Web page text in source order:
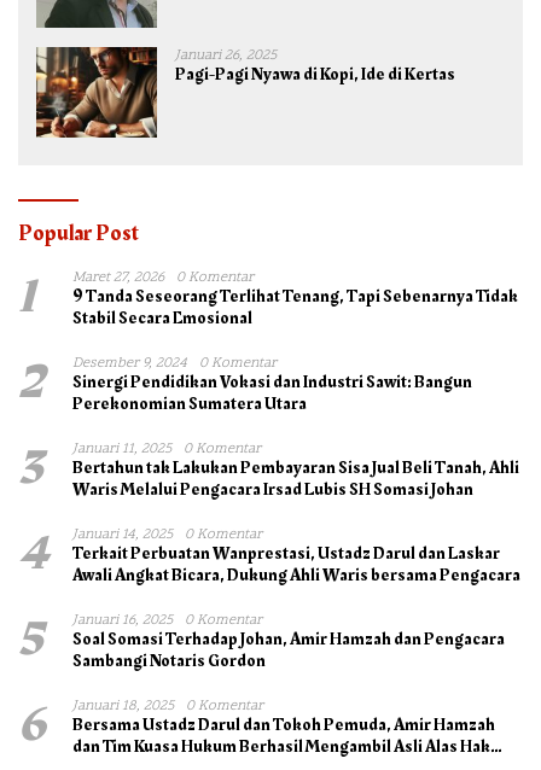
Januari 26, 2025
Pagi-Pagi Nyawa di Kopi, Ide di Kertas
Popular Post
1 Maret 27, 2026 0 Komentar
9 Tanda Seseorang Terlihat Tenang, Tapi Sebenarnya Tidak
Stabil Secara Emosional
2 Desember 9, 2024 0 Komentar
Sinergi Pendidikan Vokasi dan Industri Sawit: Bangun
Perekonomian Sumatera Utara
3 Januari 11, 2025 0 Komentar
Bertahun tak Lakukan Pembayaran Sisa Jual Beli Tanah, Ahli
Waris Melalui Pengacara Irsad Lubis SH Somasi Johan
4 Januari 14, 2025 0 Komentar
Terkait Perbuatan Wanprestasi, Ustadz Darul dan Laskar
Awali Angkat Bicara, Dukung Ahli Waris bersama Pengacara
5 Januari 16, 2025 0 Komentar
Soal Somasi Terhadap Johan, Amir Hamzah dan Pengacara
Sambangi Notaris Gordon
6 Januari 18, 2025 0 Komentar
Bersama Ustadz Darul dan Tokoh Pemuda, Amir Hamzah
dan Tim Kuasa Hukum Berhasil Mengambil Asli Alas Hak